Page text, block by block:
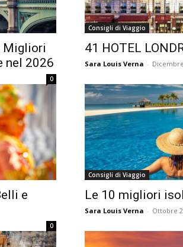
Migliori
nel 2026
0
Consigli di Viaggio
41 HOTEL
Sara Louis Verna -
e
0
Consigli di Viaggio
Le 10 migliori
Sara Louis Verna - Ottobre